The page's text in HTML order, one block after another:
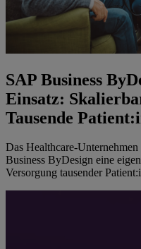
SAP Business
Einsatz:
Tausende
Das Healthcare-
Business ByDesign eine
Versorgung tausender